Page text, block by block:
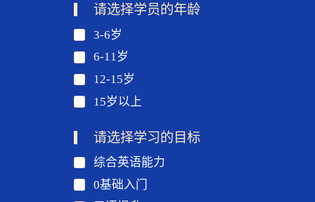
请选择学员的年龄
3-6岁
6-11岁
12-15岁
15岁以上
请选择学习的目标
综合英语能力
0基础入门